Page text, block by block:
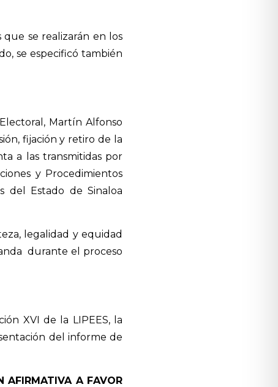
que se realizarán en los
se especificó también
Martín Alfonso
fijación y retiro de la
a las transmitidas por
y Procedimientos
del Estado de Sinaloa
legalidad y equidad
durante el proceso
XVI de la LIPEES, la
del informe de
AFIRMATIVA A FAVOR